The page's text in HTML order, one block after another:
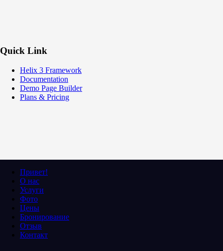
Quick Link
Helix 3 Framework
Documentation
Demo Page Builder
Plans & Pricing
Привет!
О нас
Услуги
Фото
Цены
Бронирование
Отзыв
Контакт